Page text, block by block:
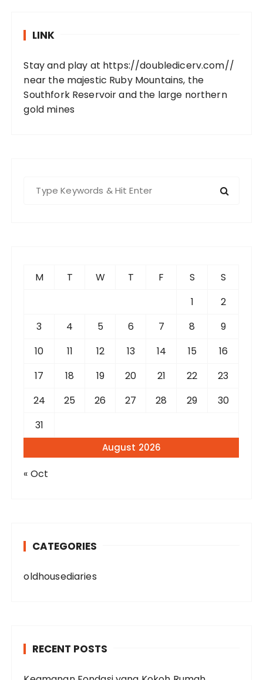
LINK
Stay and play at https://doubledicerv.com//
near the majestic Ruby Mountains, the
Southfork Reservoir and the large northern
gold mines
August 2026
M T W T F S
S
1
2
3
4 5 6 7 8
9
10
11 12 13 14 15
16
17
18 19 20 21 22
23
24
25 26 27 28 29
30
31
« Oct
CATEGORIES
oldhousediaries
RECENT POSTS